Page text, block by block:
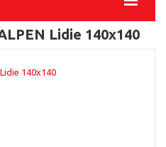
Lidie 140x140